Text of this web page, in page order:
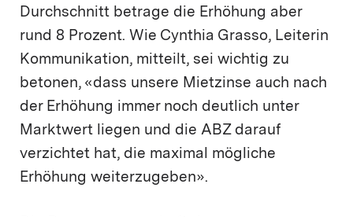
Durchschnitt betrage die Erhöhung aber
rund 8 Prozent. Wie Cynthia Grasso, Leiterin
Kommunikation, mitteilt, sei wichtig zu
betonen, «dass unsere Mietzinse auch nach
der Erhöhung immer noch deutlich unter
Marktwert liegen und die ABZ darauf
verzichtet hat, die maximal mögliche
Erhöhung weiterzugeben».